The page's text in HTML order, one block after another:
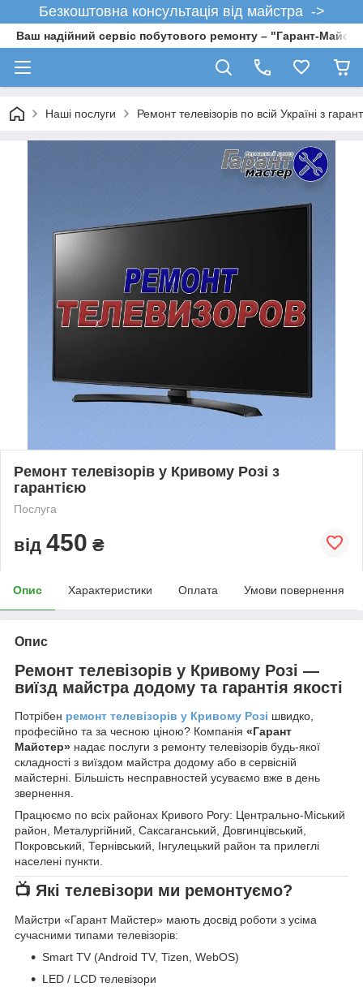
Безкоштовна консультація від майстра ->
Ваш надійний сервіс побутового ремонту – "Гарант-
Наші послуги Ремонт телевізорів по всій Україні з
Ремонт телевізорів у Кривому Розі з
гарантією
Послуга
від 450 ₴
Опис Характеристики Оплата Умови повернення
Опис
Ремонт телевізорів у Кривому Розі —
виїзд майстра додому та гарантія якості
Потрібен ремонт телевізорів у Кривому Розі швидко,
професійно та за чесною ціною? Компанія «Гарант
Майстер» надає послуги з ремонту телевізорів будь-якої
складності з виїздом майстра додому або в сервісній
майстерні. Більшість несправностей усуваємо вже в день
звернення.
Працюємо по всіх районах Кривого Рогу: Центрально-Міський
район, Металургійний, Саксаганський, Довгинцівський,
Покровський, Тернівський, Інгулецький район та прилеглі
населені пункти.
📺 Які телевізори ми ремонтуємо?
Майстри «Гарант Майстер» мають досвід роботи з усіма
сучасними типами телевізорів:
Smart TV (Android TV, Tizen, WebOS)
LED / LCD телевізори